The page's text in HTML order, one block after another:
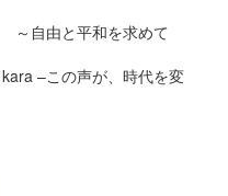
自由と平和を求めて
–この声が、時代を変